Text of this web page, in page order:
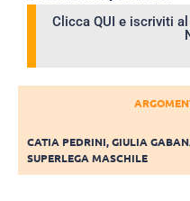
Clicca QUI e iscriviti
CATIA PEDRINI,GIULIA
SUPERLEGA MASCHILE